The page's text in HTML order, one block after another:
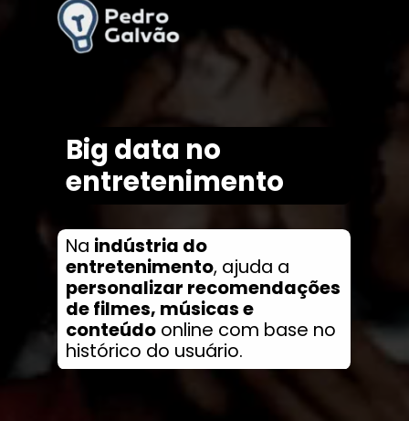
Na indústria do
entretenimento, ajuda a
personalizar recomendações
de filmes, músicas e
conteúdoonline com base no
histórico do usuário.
Big data no
entretenimento